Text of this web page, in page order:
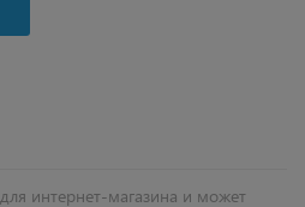
интернет-магазина и может